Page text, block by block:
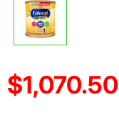
Precio reducido de
$1,070.50